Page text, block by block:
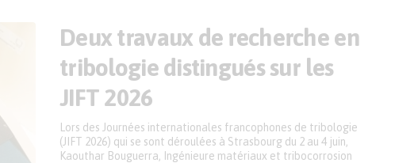
Deux travaux de recherche en
tribologie distingués sur les
JIFT 2026
Lors des Journées internationales francophones de tribologie
(JIFT 2026) qui se sont déroulées à Strasbourg du 2 au 4 juin,
Kaouthar Bouguerra, Ingénieure matériaux et tribocorrosion